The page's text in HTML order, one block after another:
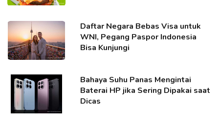
Daftar Negara Bebas Visa untuk
WNI, Pegang Paspor Indonesia
Bisa Kunjungi
Bahaya Suhu Panas Mengintai
Baterai HP jika Sering Dipakai saat
Dicas